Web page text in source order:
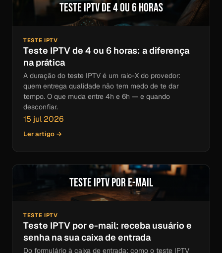
Teste IPTV de 4 ou 6 horas
TESTE IPTV
Teste IPTV de 4 ou 6 horas: a diferença
na prática
A duração do teste IPTV é um raio-X do provedor:
quem entrega qualidade não tem medo de te dar
tempo. O que muda entre 4h e 6h — e quando
desconfiar.
15 jul 2026
Ler artigo →
Teste IPTV por e-mail
TESTE IPTV
Teste IPTV por e-mail: receba usuário e
senha na sua caixa de entrada
Do formulário à caixa de entrada: como o teste IPTV